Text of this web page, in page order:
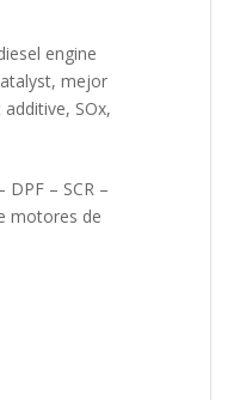
engine
,mejor
additive, SOx,
– SCR –
motores de